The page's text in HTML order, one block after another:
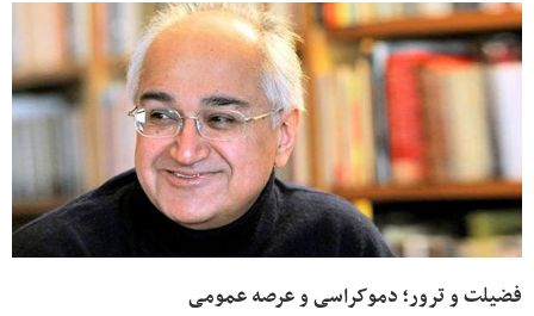
فضیلت و ترور؛ دموکراسی و عرصه عمومی